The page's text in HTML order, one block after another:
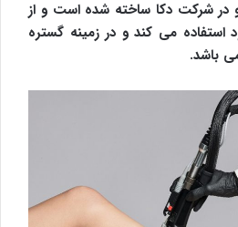
در شرکت دکا ساخته شده است و از
استفاده می کند و در زمینه گستره
باشد.